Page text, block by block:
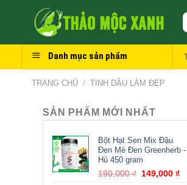
Danh mục sản phẩm
TRANG CHỦ / TINH DẦU LÀM ĐẸP
SẢN PHẨM MỚI NHẤT
Bột Hạt Sen Mix Đậu
Đen Mè Đen Greenherb -
Hủ 450 gram
190,000₫ 149,000₫